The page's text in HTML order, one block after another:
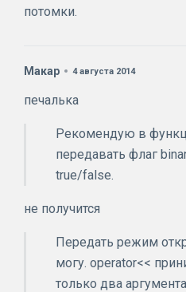
потомки.
Макар 4 августа 2014
печалька
Рекомендую в
передавать флаг
true/false.
не получится
Передать режим
могу. operator<<
только два